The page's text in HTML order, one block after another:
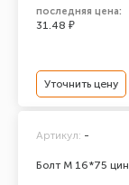
последняя цена:
31.48 ₽
Уточнить цену
Болт М 16*75
Артикул: -